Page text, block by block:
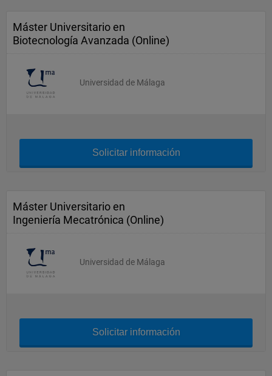
Máster Universitario en
Biotecnología Avanzada (Online)
Universidad de Málaga
Solicitar información
Máster Universitario en
Ingeniería Mecatrónica (Online)
Universidad de Málaga
Solicitar información